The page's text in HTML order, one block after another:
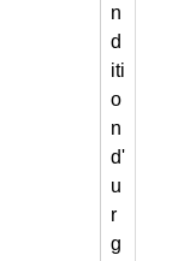
n
d
iti
o
n
d'
u
r
g